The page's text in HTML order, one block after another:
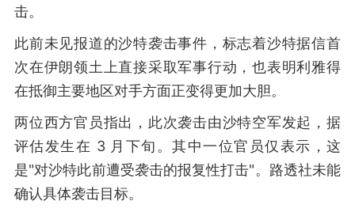
击。
此前未见报道的沙特袭击事件，标志着沙特据信首
次在伊朗领土上直接采取军事行动，也表明利雅得
在抵御主要地区对手方面正变得更加大胆。
两位西方官员指出，此次袭击由沙特空军发起，据
评估发生在 3 月下旬。其中一位官员仅表示，这
是"对沙特此前遭受袭击的报复性打击"。路透社未能
确认具体袭击目标。